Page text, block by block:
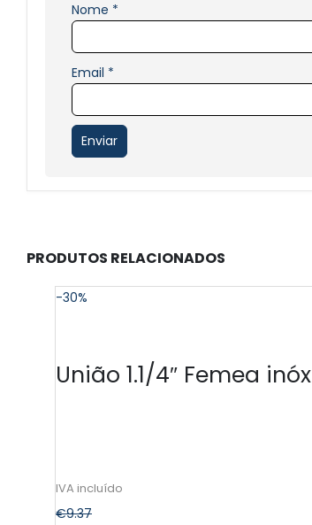
Nome *
Email *
PRODUTOS RELACIONADOS
-30%
União 1.1/4″ Femea inóx
€9.37